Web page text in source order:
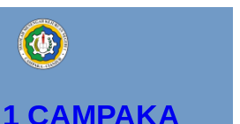
CAMPAKA